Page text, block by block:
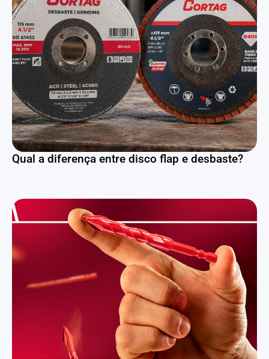
Qual a diferença entre disco flap e desbaste?